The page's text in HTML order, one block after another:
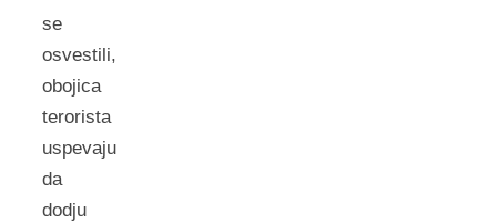
se
osvestili,
obojica
terorista
uspevaju
da
dodju